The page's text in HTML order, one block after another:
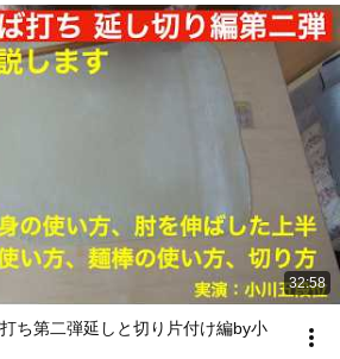
32:58
ち第二弾延しと切り片付け編by小